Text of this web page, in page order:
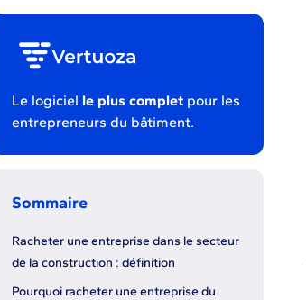
Le logiciel le plus complet pour les
entrepreneurs du bâtiment.
Sommaire
Racheter une entreprise dans le secteur
de la construction : définition
Pourquoi racheter une entreprise du